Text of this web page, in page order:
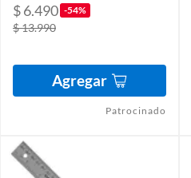
$ 6.490 -54%
$ 13.990
Agregar
Patrocinado